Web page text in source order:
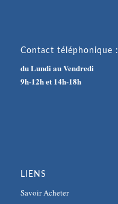
Contact téléphonique :
du Lundi au Vendredi
9h-12h et 14h-18h
LIENS
Savoir Acheter